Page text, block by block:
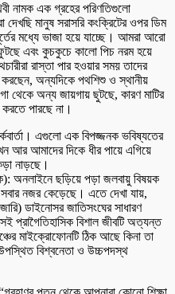
নামক এক গ্রহের পরিণতিগুলো
মানুষ সরাসরি কংক্রিটের ওপর ডিম
মধ্যে ভাজা হয়ে যাচ্ছে। আমরা আরো
এবং কুচকুচে কালো পিচ নরম হয়ে
রাস্তা পার হওয়ার সময় তাদের
করছেন, অন্যদিকে পথশিশু ও স্থানীয়
থেকে অন্য জায়গায় ছুটছে, কারণ মাটির
পারছে না।
এগুলো এক বিপজ্জনক ভবিষ্যতের
আর আমাদের দিকে ধীর পায়ে এগিয়ে
নাড়ছে।
অনলাইনে ছড়িয়ে পড়া জলবায়ু বিষয়ক
নজর কেড়েছে। এতে দেখা যায়,
ডাইনোসর জাতিসংঘের সাধারণ
প্রাগৈতিহাসিক বিশাল জীবটি অত্যন্ত
মাইক্রোফোনটি ঠিক আছে কিনা তা
বিশ্বনেতা ও উচ্চপদস্থ